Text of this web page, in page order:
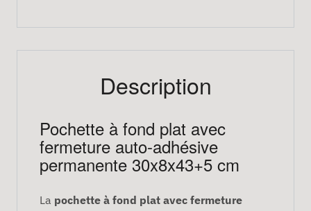
Description
Pochette à fond plat avec
fermeture auto-adhésive
permanente 30x8x43+5 cm
La pochette à fond plat avec fermeture